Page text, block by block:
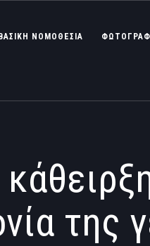
ΒΑΣΙΚΉ ΝΟΜΟΘΕΣΊΑ
της